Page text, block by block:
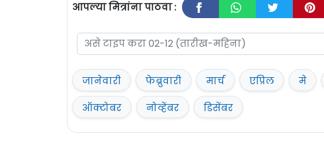
आपल्या मित्रांना पाठवा :
जानेवारी फेब्रुवारी मार्च एप्रिल मे
ऑक्टोबर
नोव्हेंबर डिसेंबर